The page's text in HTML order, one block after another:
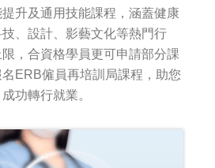
升及通用技能課程， 涵蓋健康
、設計、影藝文化等熱門行
，合資格學員更可申請部分課
ERB僱員再培訓局課程 ，助您
功轉行就業。